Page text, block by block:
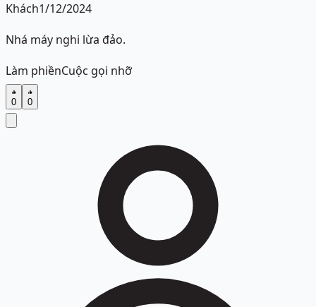
Khách1/12/2024
Nhá máy nghi lừa đảo.
Làm phiềnCuộc gọi nhỡ
0 0